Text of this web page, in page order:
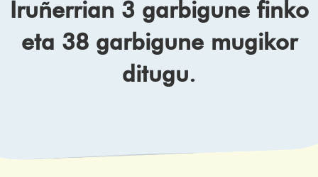
Iruñerrian 3 garbigune finko
eta 38 garbigune mugikor
ditugu.